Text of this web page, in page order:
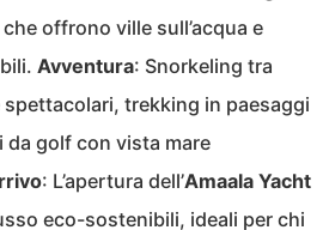
che offrono ville sull’acqua e
Avventura: Snorkeling tra
spettacolari, trekking in paesaggi
da golf con vista mare
: L’apertura dell’Amaala Yacht
eco-sostenibili, ideali per chi